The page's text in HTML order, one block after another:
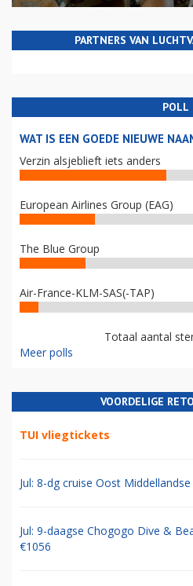
PARTNERS VAN
POLL
WAT IS EEN GOEDE NIEUWE
Verzin alsjeblieft iets anders
European Airlines Group (EAG)
The Blue Group
Air-France-KLM-SAS(-TAP)
Totaal aantal
Meer polls
VOORDELIGE
TUI vliegtickets
Jul: 8-dg cruise Oost
Jul: 9-daagse Chogogo Dive &
€1056